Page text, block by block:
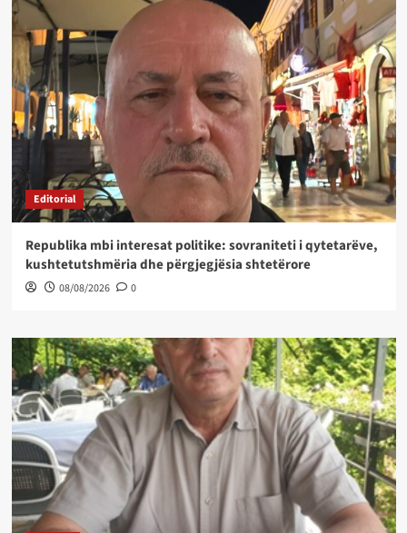
Editorial
Republika mbi interesat politike: sovraniteti i qytetarëve,
kushtetutshmëria dhe përgjegjësia shtetërore
08/08/2026 0